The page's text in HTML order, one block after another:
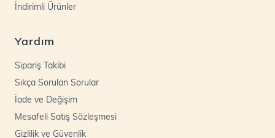
İndirimli Ürünler
Yardım
Sipariş Takibi
Sıkça Sorulan Sorular
İade ve Değişim
Mesafeli Satış Sözleşmesi
Gizlilik ve Güvenlik